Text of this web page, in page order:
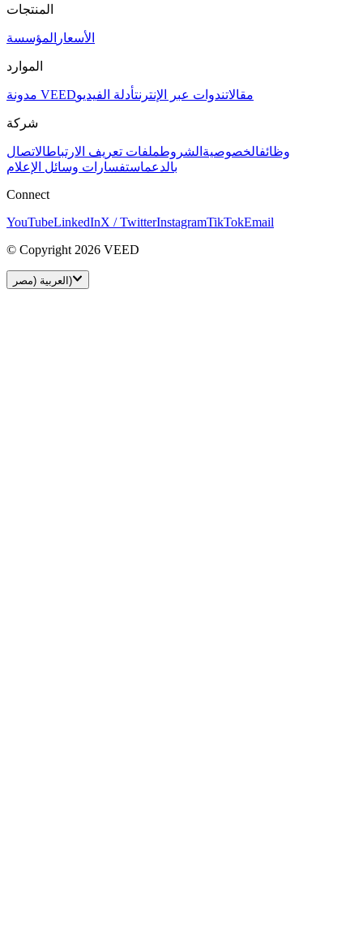
المنتجات
الأسعار المؤسسة
الموارد
مدونة VEED مقالاتندوات عبر الإنترنتأدلة الفيديو
شركة
وظائفالخصوصية الشروطملفات تعريف الارتباطالاتصال
بالدعماستفسارات وسائل الإعلام
Connect
YouTubeLinkedInX / TwitterInstagramTikTokEmail
© Copyright 2026 VEED
العربية (مصر)